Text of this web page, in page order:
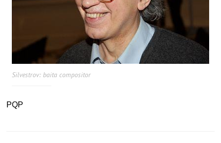
Silvestrov: baita compositor
PQP